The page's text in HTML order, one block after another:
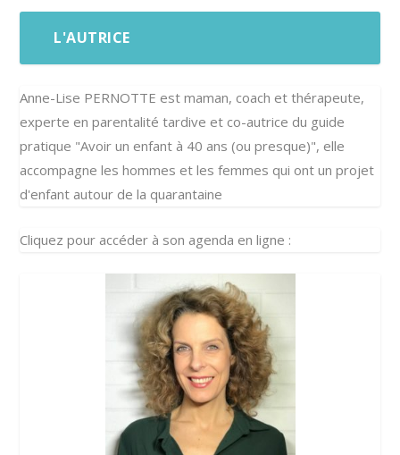
L'AUTRICE
Anne-Lise PERNOTTE est maman, coach et thérapeute,
experte en parentalité tardive et co-autrice du guide
pratique "Avoir un enfant à 40 ans (ou presque)", elle
accompagne les hommes et les femmes qui ont un projet
d'enfant autour de la quarantaine
Cliquez pour accéder à son agenda en ligne :